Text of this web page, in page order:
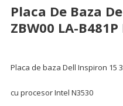
Placa De Baza
ZBW00 LA-
Placa de baza Dell Inspiron 15
cu procesor Intel N3530